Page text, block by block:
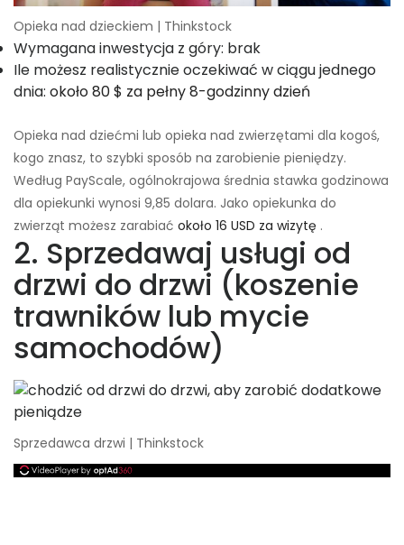
Opieka nad dzieckiem | Thinkstock
Wymagana inwestycja z góry: brak
Ile możesz realistycznie oczekiwać w ciągu jednego
dnia: około 80 $ za pełny 8-godzinny dzień
Opieka nad dziećmi lub opieka nad zwierzętami dla kogoś,
kogo znasz, to szybki sposób na zarobienie pieniędzy.
Według PayScale, ogólnokrajowa średnia stawka godzinowa
dla opiekunki wynosi 9,85 dolara. Jako opiekunka do
zwierząt możesz zarabiać około 16 USD za wizytę .
2. Sprzedawaj usługi od
drzwi do drzwi (koszenie
trawników lub mycie
samochodów)
Sprzedawca drzwi | Thinkstock